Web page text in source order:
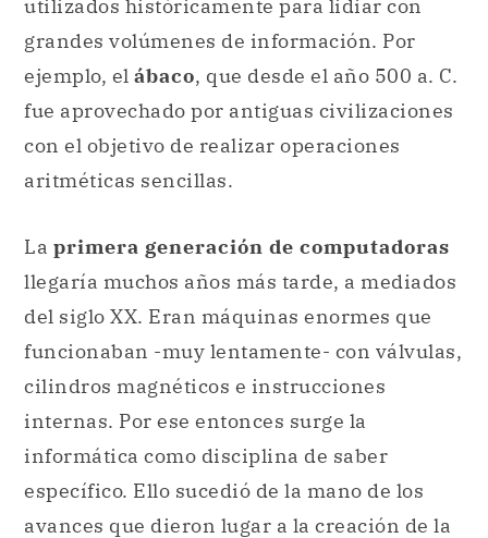
con el objetivo de realizar operaciones
aritméticas sencillas.
Laprimera generación de computadoras
llegaría muchos años más tarde, a mediados
del siglo XX. Eran máquinas enormes que
cilindros magnéticos e instrucciones
internas. Por ese entonces surge la
informática como disciplina de saber
específico. Ello sucedió de la mano de los
avances que dieron lugar a la creación de la
computadora(tubo al vacío, puertas lógicas,
circuitos integrados, entre otros), además
del desarrollo y perfeccionamiento de los